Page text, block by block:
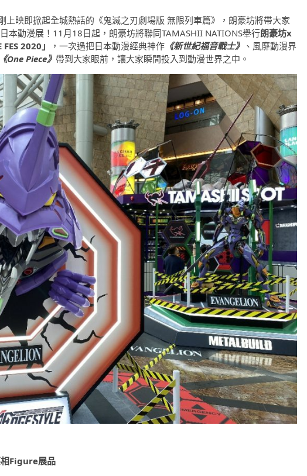
映即掀起全城熱話的《鬼滅之刃劇場版 無限列車篇》，朗豪坊將帶大家
本動漫展！11月18日起，朗豪坊將聯同TAMASHII NATIONS舉行朗豪坊x
2020」
，一次過把日本動漫經典神作 《新世紀福音戰士》 、風靡動漫界
《One Piece》 帶到大家眼前，讓大家瞬間投入到動漫世界之中。
相Figure展品